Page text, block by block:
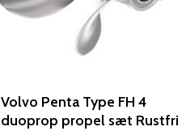
Volvo Penta Type FH 4
duoprop propel sæt Rustfri